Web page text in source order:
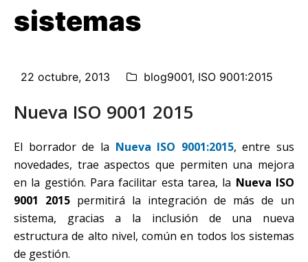
sistemas
22 octubre, 2013 blog9001, ISO 9001:2015
Nueva ISO 9001 2015
El borrador de la Nueva ISO 9001:2015, entre sus
novedades, trae aspectos que permiten una mejora
en la gestión. Para facilitar esta tarea, la Nueva ISO
9001 2015 permitirá la integración de más de un
sistema, gracias a la inclusión de una nueva
estructura de alto nivel, común en todos los sistemas
de gestión.